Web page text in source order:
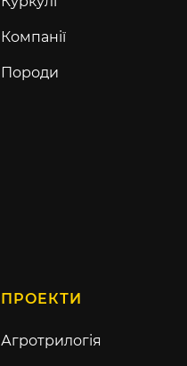
Компанії
Породи
ПРОЕКТИ
Агротрилогія